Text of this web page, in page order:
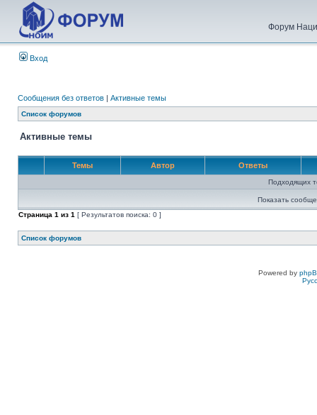
Форум
Вход
Сообщения без ответов | Активные темы
Список форумов
Активные темы
Темы Автор Ответы
Подходящих
Показать
Страница 1 из 1 [ Результатов поиска: 0 ]
Список форумов
Powered by